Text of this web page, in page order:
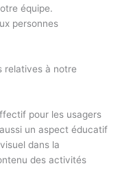
équipe.
personnes
relatives à notre
pour les usagers
un aspect éducatif
dans la
des activités